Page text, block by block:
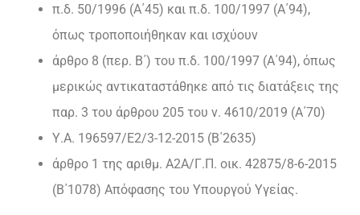
π.δ. 50/1996 (Α΄45) και π.δ. 100/1997 (Α΄94),
όπως τροποποιήθηκαν και ισχύουν
άρθρο 8 (περ. Β΄) του π.δ. 100/1997 (Α΄94), όπως
μερικώς αντικαταστάθηκε από τις διατάξεις της
παρ. 3 του άρθρου 205 του ν. 4610/2019 (Α΄70)
Υ.Α. 196597/Ε2/3-12-2015 (Β΄2635)
άρθρο 1 της αριθμ. Α2Α/Γ.Π. οικ. 42875/8-6-2015
(Β΄1078) Απόφασης του Υπουργού Υγείας.